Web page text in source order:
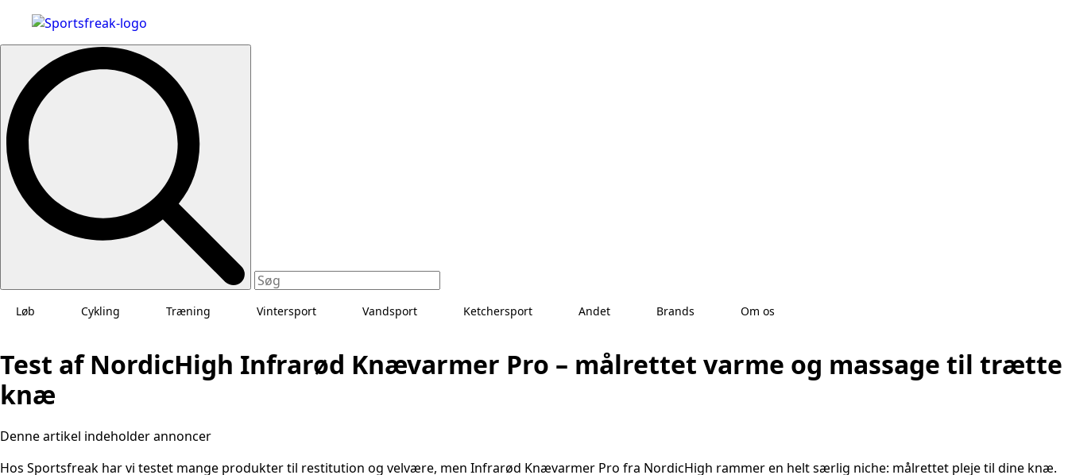
Løb Cykling Træning Vintersport Vandsport Ketchersport Andet Brands Om os
Test af NordicHigh Infrarød Knævarmer Pro – målrettet varme og massage til trætte
knæ
Denne artikel indeholder annoncer
Hos Sportsfreak har vi testet mange produkter til restitution og velvære, men Infrarød Knævarmer Pro fra NordicHigh rammer en helt særlig niche: målrettet pleje til dine knæ.